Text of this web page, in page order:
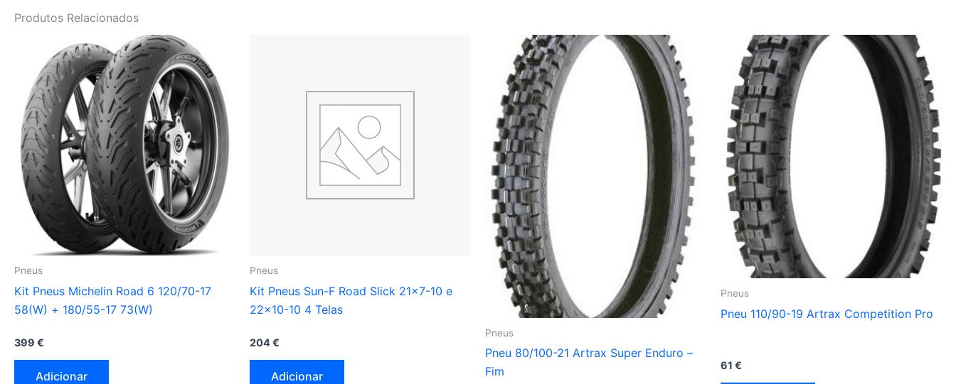
Produtos Relacionados
Pneus
Kit Pneus Michelin Road 6 120/70-17
58(W) + 180/55-17 73(W)
399 €
Adicionar
Pneus
Kit Pneus Sun-F Road Slick 21×7-10 e
22×10-10 4 Telas
204€
Adicionar
Pneus
Pneu 80/100-21 Artrax Super Enduro –
Fim
Pneus
Pneu 110/90-19 Artrax Competition Pro
61 €